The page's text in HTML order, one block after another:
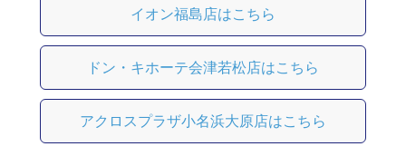
イオン福島店はこちら
ドン・キホーテ会津若松店はこちら
アクロスプラザ小名浜大原店はこちら